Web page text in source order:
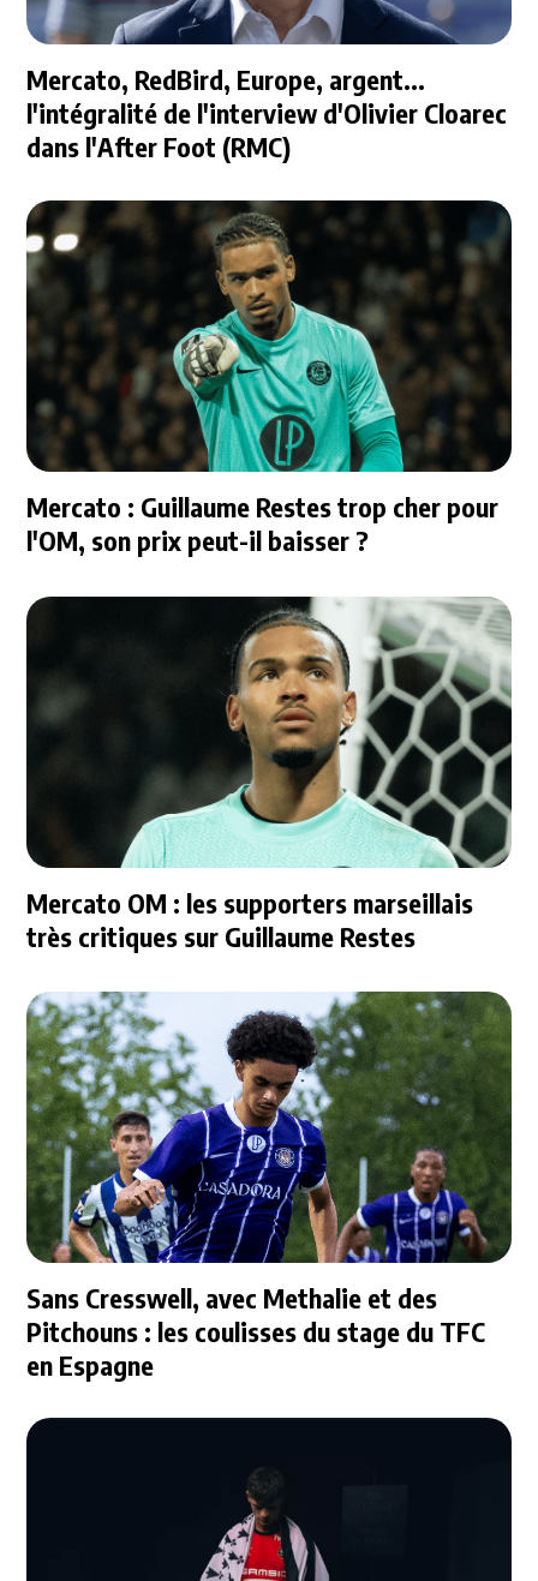
Mercato, RedBird, Europe, argent...
l'intégralité de l'interview d'Olivier Cloarec
dans l'After Foot (RMC)
Mercato : Guillaume Restes trop cher pour
l'OM, son prix peut-il baisser ?
Mercato OM : les supporters marseillais
très critiques sur Guillaume Restes
Sans Cresswell, avec Methalie et des
Pitchouns : les coulisses du stage du TFC
en Espagne